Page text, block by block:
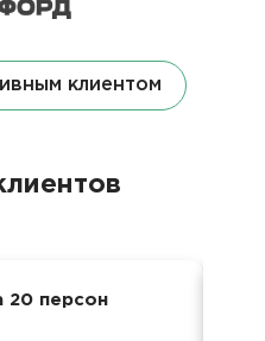
клиентом
20 персон